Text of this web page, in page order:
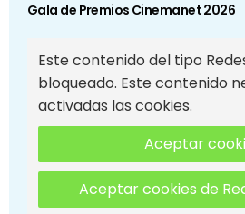
Gala de Premios Cinemanet 2026
Este contenido del tipo
bloqueado. Este contenido
activadas las cookies.
Aceptar
Aceptar cookies de